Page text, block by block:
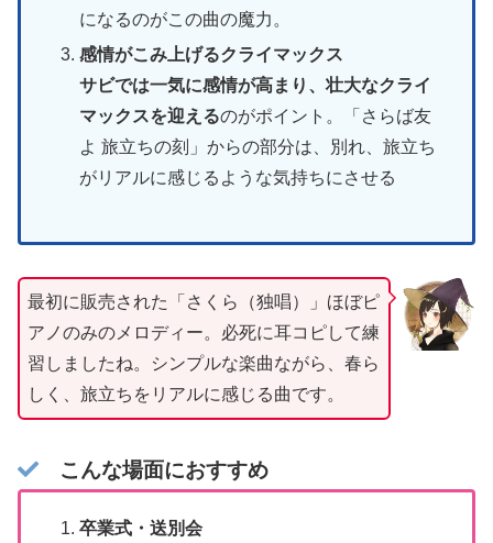
になるのがこの曲の魔力。
感情がこみ上げるクライマックス
サビでは一気に感情が高まり、壮大なクライ
マックスを迎えるのがポイント。「さらば友
よ 旅立ちの刻」からの部分は、別れ、旅立ち
がリアルに感じるような気持ちにさせる
最初に販売された「さくら（独唱）」ほぼピ
アノのみのメロディー。必死に耳コピして練
習しましたね。シンプルな楽曲ながら、春ら
しく、旅立ちをリアルに感じる曲です。
こんな場面におすすめ
卒業式・送別会